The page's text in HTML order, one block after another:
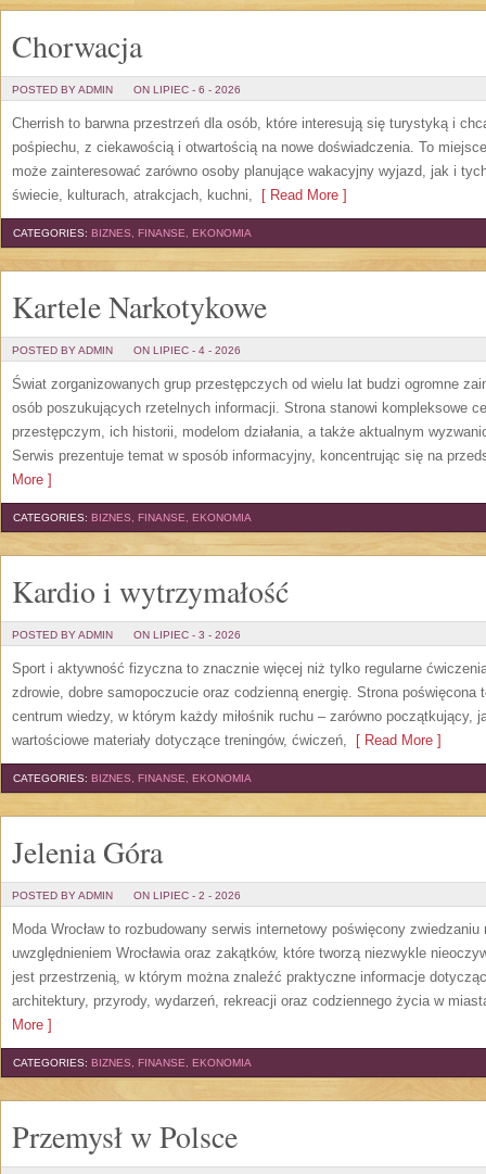
Chorwacja
POSTED BY ADMIN ON LIPIEC - 6 - 2026
Cherrish to barwna przestrzeń dla osób, które interesują się turystyką i
pośpiechu, z ciekawością i otwartością na nowe doświadczenia. To
może zainteresować zarówno osoby planujące wakacyjny wyjazd, jak i
świecie, kulturach, atrakcjach, kuchni, [ Read More ]
CATEGORIES: BIZNES, FINANSE, EKONOMIA
Kartele Narkotykowe
POSTED BY ADMIN ON LIPIEC - 4 - 2026
Świat zorganizowanych grup przestępczych od wielu lat budzi ogromne
osób poszukujących rzetelnych informacji. Strona stanowi kompleksowe
przestępczym, ich historii, modelom działania, a także aktualnym
Serwis prezentuje temat w sposób informacyjny, koncentrując się na
More ]
CATEGORIES: BIZNES, FINANSE, EKONOMIA
Kardio i wytrzymałość
POSTED BY ADMIN ON LIPIEC - 3 - 2026
Sport i aktywność fizyczna to znacznie więcej niż tylko regularne
zdrowie, dobre samopoczucie oraz codzienną energię. Strona poświęcona
centrum wiedzy, w którym każdy miłośnik ruchu – zarówno początkujący,
wartościowe materiały dotyczące treningów, ćwiczeń, [ Read More ]
CATEGORIES: BIZNES, FINANSE, EKONOMIA
Jelenia Góra
POSTED BY ADMIN ON LIPIEC - 2 - 2026
Moda Wrocław to rozbudowany serwis internetowy poświęcony
uwzględnieniem Wrocławia oraz zakątków, które tworzą niezwykle
jest przestrzenią, w którym można znaleźć praktyczne informacje
architektury, przyrody, wydarzeń, rekreacji oraz codziennego życia w
More ]
CATEGORIES: BIZNES, FINANSE, EKONOMIA
Przemysł w Polsce